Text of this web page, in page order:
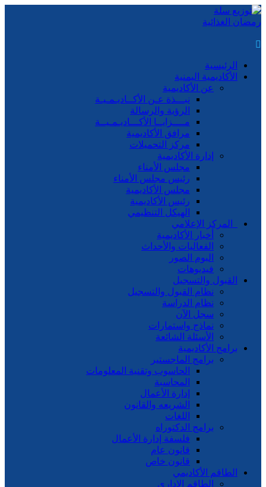
الرئيسية
الأكاديمية اليمنية
عن الأكاديمية
نبـــذة عـن الأكــاديـمـيـة
الرؤية والرسالة
مــــزايــا الأكـــاديـمـيــة
مرافق الأكاديمية
مركز التحميلات
إدارة الأكاديمية
مجلس الأمناء
رئيس مجلس الأمناء
مجلس الأكاديمية
رئيس الأكاديمية
الهيكل التنظيمي
المركز الإعلامي
أخبار الأكاديمية
الفعاليات والأحداث
البوم الصور
فيديوهات
القبول والتسجيل
نظام القبول والتسجيل
نظام الدراسة
سجل الآن
نماذج واستمارات
الأسئلة الشائعة
برامج الأكاديمية
برامج الماجستير
الحاسوب وتقنية المعلومات
المحاسبة
إدارة الأعمال
الشريعه والقانون
اللغات
برامج الدكتوراه
فلسفة إدارة الأعمال
قانون عام
قانون خاص
الطاقم الأكاديمي
الطاقم الإداري